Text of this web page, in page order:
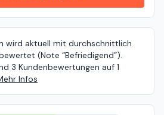
wird aktuell mit durchschnittlich
(Note “Befriedigend”).
3 Kundenbewertungen auf 1
Infos